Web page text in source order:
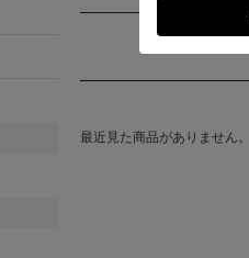
最近見た商品がありません。